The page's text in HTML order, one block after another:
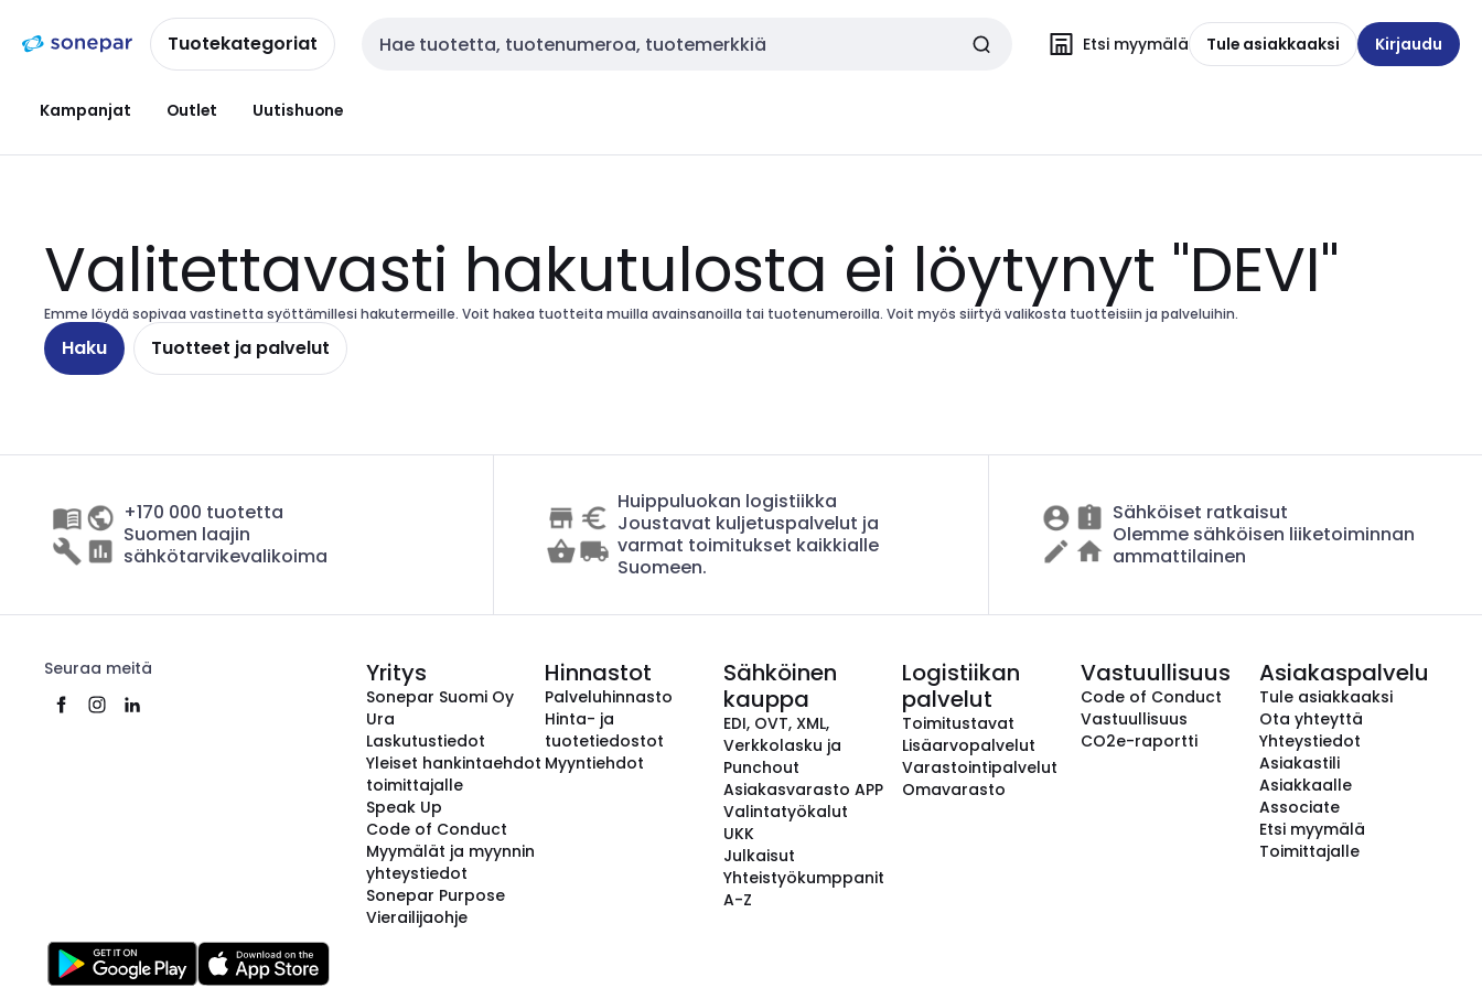
navigointiinsisältöönTuotekategoriat Haku Etsi myymälä Tule asiakkaaksi Kirjaudu
Kampanjat Outlet Uutishuone
Valitettavasti hakutulosta ei löytynyt "DEVI"
Emme löydä sopivaa vastinetta syöttämillesi hakutermeille. Voit hakea tuotteita muilla avainsanoilla tai tuotenumeroilla. Voit myös siirtyä valikosta tuotteisiin ja palveluihin.
Haku Tuotteet ja palvelut
+170 000 tuotetta
Suomen laajin
sähkötarvikevalikoima
Huippuluokan logistiikka
Joustavat kuljetuspalvelut ja
varmat toimitukset kaikkialle
Suomeen.
Sähköiset ratkaisut
Olemme sähköisen liiketoiminnan
ammattilainen
Seuraa meitä Yritys
Sonepar Suomi Oy
Ura
Laskutustiedot
Yleiset hankintaehdot
toimittajalle
Speak Up
Code of Conduct
Myymälät ja myynnin
yhteystiedot
Sonepar Purpose
Vierailijaohje
Hinnastot
Palveluhinnasto
Hinta- ja
tuotetiedostot
Myyntiehdot
Sähköinen
kauppa
EDI, OVT, XML,
Verkkolasku ja
Punchout
Asiakasvarasto APP
Valintatyökalut
UKK
Julkaisut
Yhteistyökumppanit
A-Z
Logistiikan
palvelut
Toimitustavat
Lisäarvopalvelut
Varastointipalvelut
Omavarasto
Vastuullisuus
Code of Conduct
Vastuullisuus
CO2e-raportti
Asiakaspalvelu
Tule asiakkaaksi
Ota yhteyttä
Yhteystiedot
Asiakastili
Asiakkaalle
Associate
Etsi myymälä
Toimittajalle